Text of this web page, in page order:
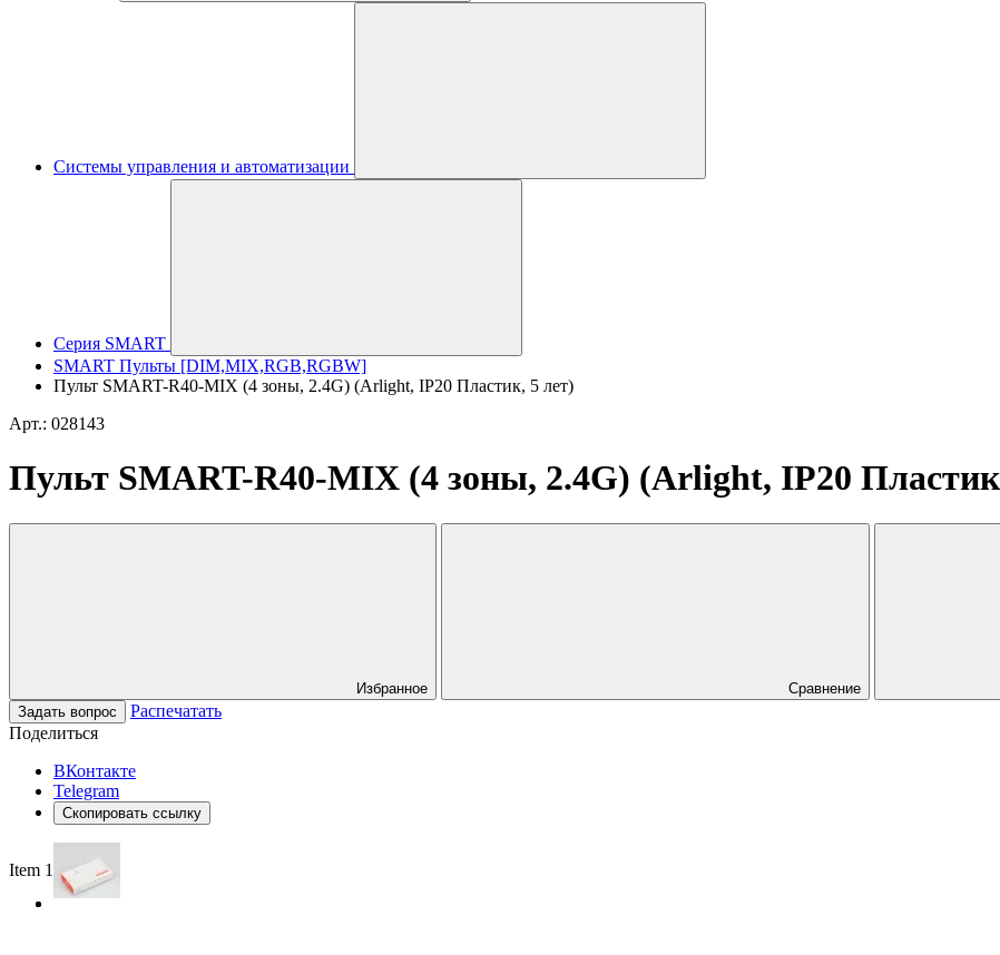
Системы управления и автоматизации
Серия SMART
SMART Пульты [DIM,MIX,RGB,RGBW]
Пульт SMART-R40-MIX (4 зоны, 2.4G) (Arlight, IP20 Пластик, 5 лет)
Арт.: 028143
Пульт SMART-R40-MIX (4 зоны, 2.4G) (Arlight, IP20
Избранное Сравнение
Задать вопрос
Распечатать
Поделиться
ВКонтакте
Telegram
Скопировать ссылку
Item 1 of 2